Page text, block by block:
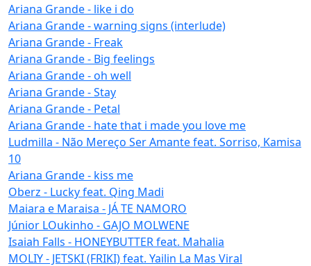
Ariana Grande - like i do
Ariana Grande - warning signs (interlude)
Ariana Grande - Freak
Ariana Grande - Big feelings
Ariana Grande - oh well
Ariana Grande - Stay
Ariana Grande - Petal
Ariana Grande - hate that i made you love me
Ludmilla - Não Mereço Ser Amante feat. Sorriso, Kamisa
10
Ariana Grande - kiss me
Oberz - Lucky feat. Qing Madi
Maiara e Maraisa - JÁ TE NAMORO
Júnior LOukinho - GAJO MOLWENE
Isaiah Falls - HONEYBUTTER feat. Mahalia
MOLIY - JETSKI (FRIKI) feat. Yailin La Mas Viral